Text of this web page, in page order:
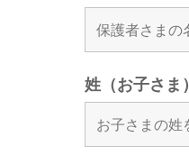
姓（お子さま）